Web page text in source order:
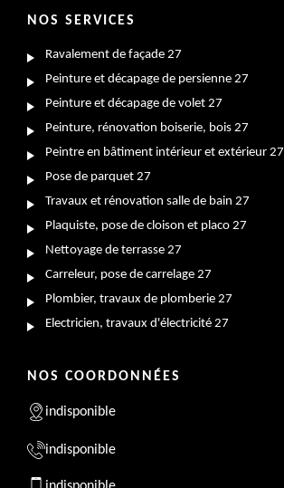
NOS SERVICES
Ravalement de façade 27
Peinture et décapage de persienne 27
Peinture et décapage de volet 27
Peinture, rénovation boiserie, bois 27
Peintre en bâtiment intérieur et extérieur 27
Pose de parquet 27
Travaux et rénovation salle de bain 27
Plaquiste, pose de cloison et placo 27
Nettoyage de terrasse 27
Carreleur, pose de carrelage 27
Plombier, travaux de plomberie 27
Electricien, travaux d'électricité 27
NOS COORDONNÉES
indisponible
indisponible